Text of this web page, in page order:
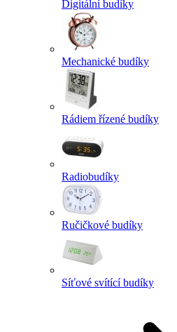
Digitální budíky
Mechanické budíky
Rádiem řízené budíky
Radiobudíky
Ručičkové budíky
Síťové svítící budíky